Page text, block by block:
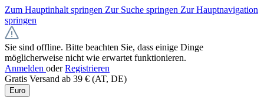
Zum Hauptinhalt springen Zur Suche springen Zur Hauptnavigation
springen
Sie sind offline. Bitte beachten Sie, dass einige Dinge
möglicherweise nicht wie erwartet funktionieren.
Anmelden oder Registrieren
Gratis Versand ab 39 € (AT, DE)
Euro